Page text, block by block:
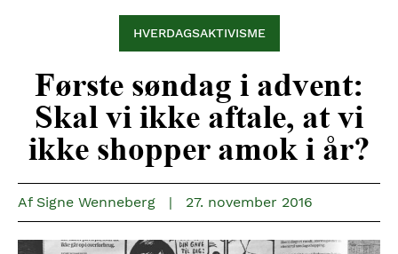
HVERDAGSAKTIVISME
Første søndag i advent:
Skal vi ikke aftale, at vi
ikke shopper amok i år?
Af Signe Wenneberg | 27. november 2016